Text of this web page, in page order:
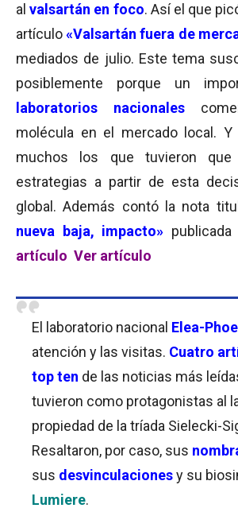
alvalsartán en foco. Así el que
artículo«Valsartán fuera de
mediados de julio. Este tema
posiblemente porque un
laboratorios nacionales
molécula en el mercado local. Y
muchos los que tuvieron que
estrategias a partir de esta
global. Además contó la nota
nueva baja, impacto»
artículo Ver artículo
El laboratorio nacional Elea-
atención y las visitas. Cuatro
top ten de las noticias más
tuvieron como protagonistas al
propiedad de la tríada Sielecki-
Resaltaron, por caso, sus
sus desvinculacionesy su
Lumiere.